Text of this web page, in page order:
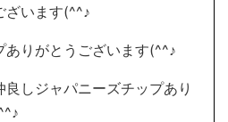
ざいます(^^♪
ありがとうございます(^^♪
しジャパニーズチップあり